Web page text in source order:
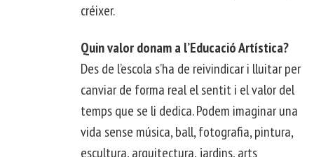
créixer.
Quin valor donam a l’Educació Artística?
Des de l’escola s’ha de reivindicar i lluitar per
canviar de forma real el sentit i el valor del
temps que se li dedica. Podem imaginar una
vida sense música, ball, fotografia, pintura,
escultura, arquitectura, jardins, arts